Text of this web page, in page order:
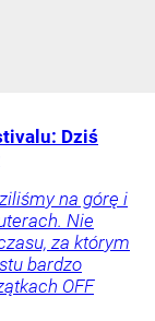
Dziś
na górę i
Nie
za którym
bardzo
OFF